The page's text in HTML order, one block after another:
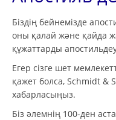
Біздің бейнемізде
оны қалай және қайда
құжаттарды
Егер сізге шет
қажет болса, Schmidt &
хабарласыңыз.
Біз әлемнің 100-ден